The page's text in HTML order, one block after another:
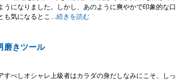
うになりました。しかし、あのように爽やかで印象的な口
も気になるとこ...続きを読む
磨きツール
すべしオシャレ上級者はカラダの身だしなみにこそ、しっ